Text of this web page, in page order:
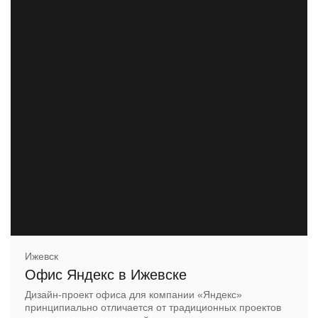
Ижевск
Офис Яндекс в Ижевске
Дизайн-проект офиса для компании «Яндекс»
принципиально отличается от традиционных проектов